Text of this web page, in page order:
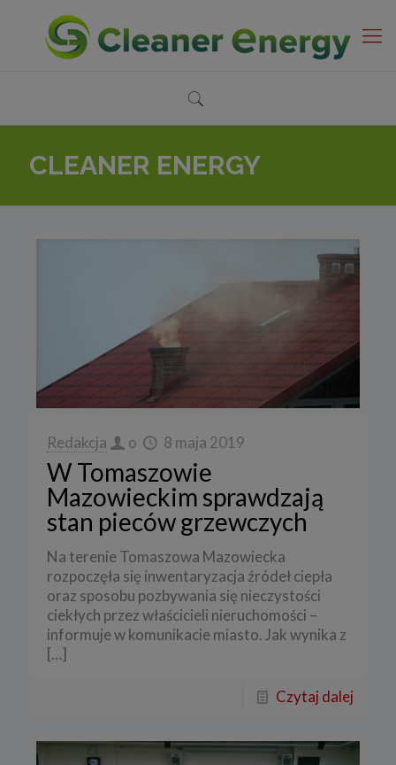
CLEANER ENERGY
Redakcja o 8 maja 2019
W Tomaszowie
Mazowieckim sprawdzają
stan pieców grzewczych
Na terenie Tomaszowa Mazowiecka
rozpoczęła się inwentaryzacja źródeł ciepła
oraz sposobu pozbywania się nieczystości
ciekłych przez właścicieli nieruchomości –
informuje w komunikacie miasto. Jak wynika z
[…]
Czytaj dalej